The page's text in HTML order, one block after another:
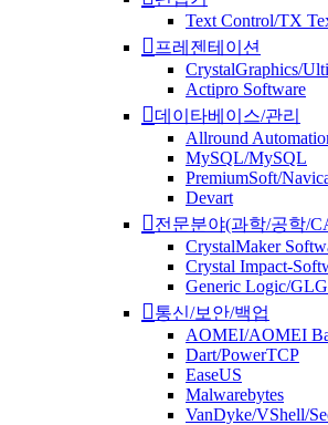
Text Control/TX
프레젠테이션
CrystalGraphics/
Actipro Software
데이타베이스/관리
Allround
MySQL/MySQL
PremiumSoft/
Devart
전문분야(과학/공학/
CrystalMaker
Crystal Impact-
Generic Logic/
통신/보안/백업
AOMEI/AOMEI
Dart/PowerTCP
EaseUS
Malwarebytes
VanDyke/VShell/